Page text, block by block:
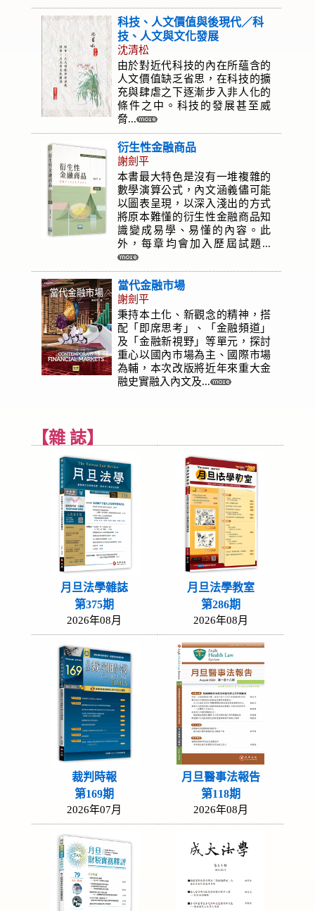
科技、人文價值與後現代／科
技、人文與文化發展
沈清松
由於對近代科技的內在所蘊含的
人文價值缺乏省思，在科技的擴
充與肆虐之下逐漸步入非人化的
條件之中。科技的發展甚至威
脅...
衍生性金融商品
謝劍平
本書最大特色是沒有一堆複雜的
數學演算公式，內文涵義儘可能
以圖表呈現，以深入淺出的方式
將原本難懂的衍生性金融商品知
識變成易學、易懂的內容。此
外，每章均會加入歷屆試題...
當代金融市場
謝劍平
秉持本土化、新觀念的精神，搭
配「即席思考」、「金融頻道」
及「金融新視野」等單元，探討
重心以國內市場為主、國際市場
為輔，本次改版將近年來重大金
融史實融入內文及...
【雜 誌】
月旦法學雜誌
第375期
2026年08月
月旦法學教室
第286期
2026年08月
裁判時報
第169期
2026年07月
月旦醫事法報告
第118期
2026年08月